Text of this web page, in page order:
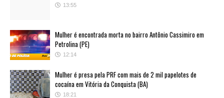
13:55
Mulher é encontrada morta no bairro Antônio Cassimiro em
Petrolina (PE)
12:14
Mulher é presa pela PRF com mais de 2 mil papelotes de
cocaína em Vitória da Conquista (BA)
18:21